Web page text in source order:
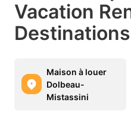
Vacation
Destinations
Maison à louer
Dolbeau-
Mistassini